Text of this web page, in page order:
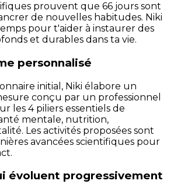
prouvent que 66 jours sont
de nouvelles habitudes. Niki
pour t'aider à instaurer des
et durables dans ta vie.
personnalisé
initial, Niki élabore un
conçu par un professionnel
les 4 piliers essentiels de
mentale, nutrition,
Les activités proposées sont
avancées scientifiques pour
évoluent progressivement